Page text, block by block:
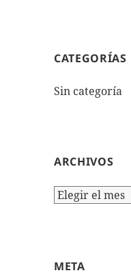
CATEGORÍAS
Sin categoría
ARCHIVOS
Archivos
META